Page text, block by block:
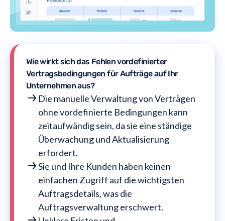
Wie wirkt sich das Fehlen vordefinierter
Vertragsbedingungen für Aufträge auf Ihr
Unternehmen aus?
Die manuelle Verwaltung von Verträgen
ohne vordefinierte Bedingungen kann
zeitaufwändig sein, da sie eine ständige
Überwachung und Aktualisierung
erfordert.
Sie und Ihre Kunden haben keinen
einfachen Zugriff auf die wichtigsten
Auftragsdetails, was die
Auftragsverwaltung erschwert.